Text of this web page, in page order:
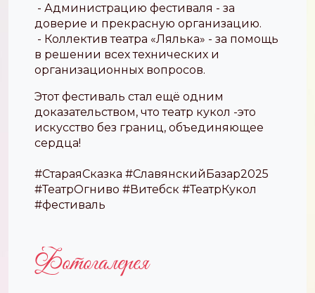
- Администрацию фестиваля - за
доверие и прекрасную организацию.
- Коллектив театра «Лялька» - за помощь
в решении всех технических и
организационных вопросов.
Этот фестиваль стал ещё одним
доказательством, что театр кукол -это
искусство без границ, объединяющее
сердца!
#СтараяСказка #СлавянскийБазар2025
#ТеатрОгниво #Витебск #ТеатрКукол
#фестиваль
Фотогалерея